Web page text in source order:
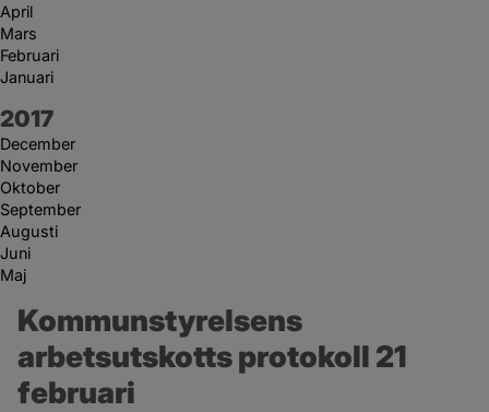
April
Mars
Februari
Januari
År:
2017
December
November
Oktober
September
Augusti
Juni
Maj
Kommunstyrelsens
arbetsutskotts protokoll 21
februari